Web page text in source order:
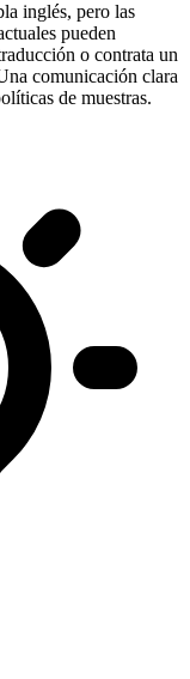
inglés, pero las
pueden
o contrata un
comunicación clara
de muestras.